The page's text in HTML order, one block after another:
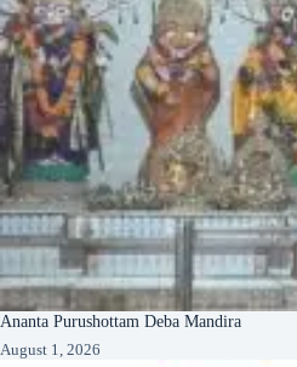
Ananta Purushottam Deba Mandira
August 1, 2026